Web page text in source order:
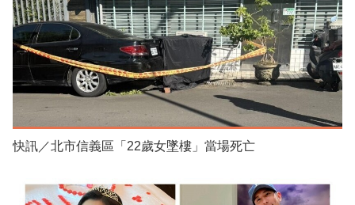
快訊／北市信義區「22歲女墜樓」當場死亡